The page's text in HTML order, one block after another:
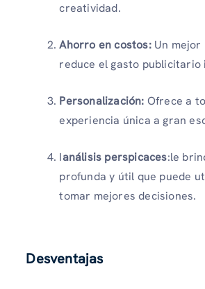
creatividad.
Ahorro en costos: Un
reduce el gasto publicitario
Personalización: Ofrece a
experiencia única a gran
Ianálisis perspicaces:le
profunda y útil que puede
tomar mejores decisiones.
Desventajas